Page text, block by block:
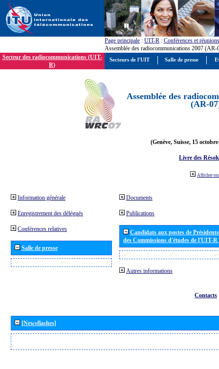
Page principale : UIT-R : Conférences et réunions
Assemblée des radiocommunications 2007 (AR-
Secteur des radiocommunications (UIT-
R)
Assemblée des
(AR-
(Genève, Suisse, 15
Livre des
Afficher
Information générale
Enregistrement des délégués
Conférences relatives
Salle de presse
Documents
Publications
Candidats aux postes de
des Commissions d'études de l'UIT-
Autres informations
Contacts
[Newsflashes]
Secteurs de l'UIT Salle de presse